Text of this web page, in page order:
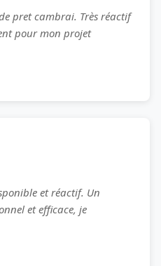
pret cambrai. Très réactif
pour mon projet
et réactif. Un
et efficace, je